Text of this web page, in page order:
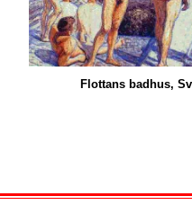
Flottans badhus,